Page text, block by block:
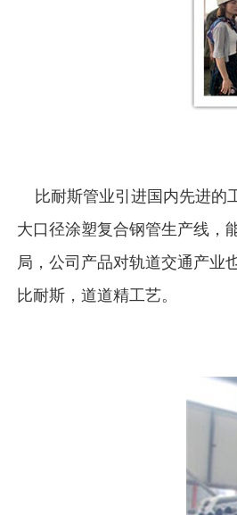
比耐斯管业引进国内先进的
大口径涂塑复合钢管生产线，
局，公司产品对轨道交通产业
比耐斯，道道精工艺。